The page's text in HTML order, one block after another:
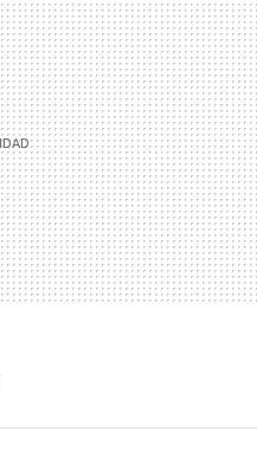
MAIL